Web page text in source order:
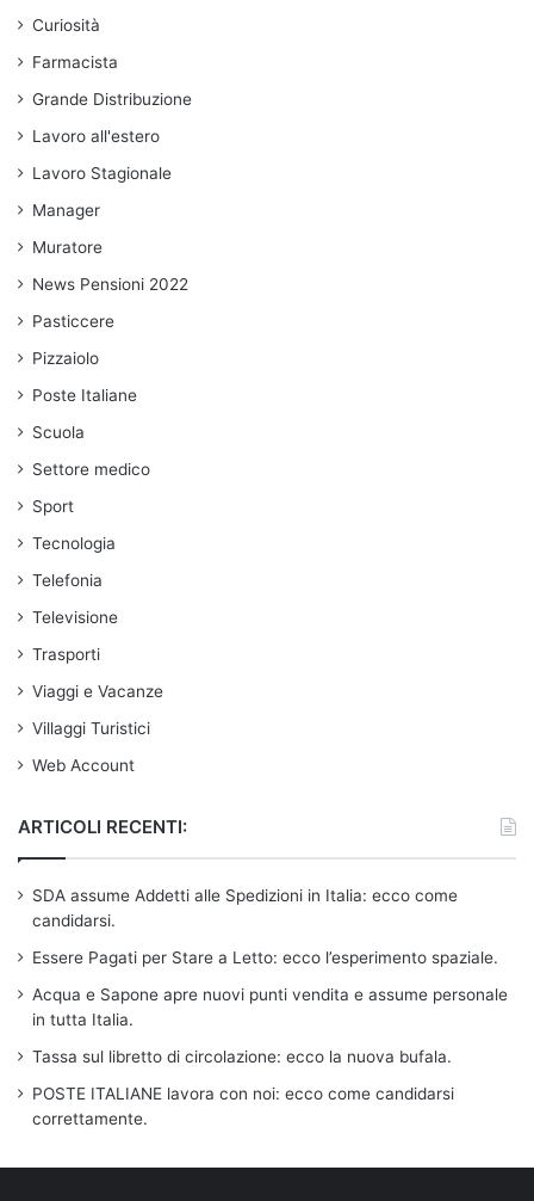
Curiosità
Farmacista
Grande Distribuzione
Lavoro all'estero
Lavoro Stagionale
Manager
Muratore
News Pensioni 2022
Pasticcere
Pizzaiolo
Poste Italiane
Scuola
Settore medico
Sport
Tecnologia
Telefonia
Televisione
Trasporti
Viaggi e Vacanze
Villaggi Turistici
Web Account
ARTICOLI RECENTI:
SDA assume Addetti alle Spedizioni in Italia: ecco come
candidarsi.
Essere Pagati per Stare a Letto: ecco l’esperimento spaziale.
Acqua e Sapone apre nuovi punti vendita e assume personale
in tutta Italia.
Tassa sul libretto di circolazione: ecco la nuova bufala.
POSTE ITALIANE lavora con noi: ecco come candidarsi
correttamente.